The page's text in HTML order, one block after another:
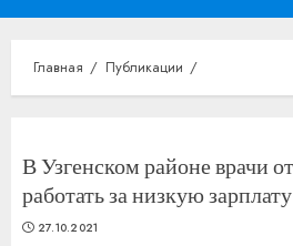
меню
Главная Публикации
В Узгенском районе врачи
работать за низкую
27.10.2021